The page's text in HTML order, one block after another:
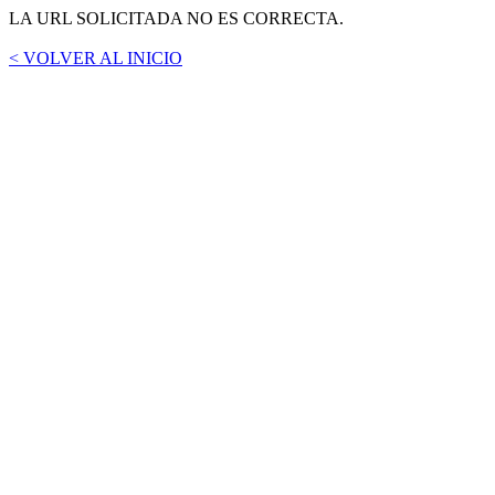
LA URL SOLICITADA NO ES CORRECTA.
< VOLVER AL INICIO